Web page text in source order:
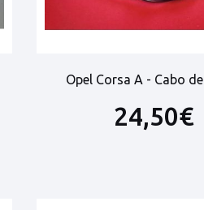
Opel Corsa A - Cabo
24,50€